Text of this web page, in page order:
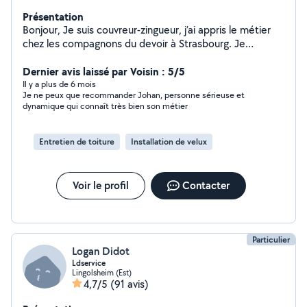
Présentation
Bonjour, Je suis couvreur-zingueur, j’ai appris le métier
chez les compagnons du devoir à Strasbourg. Je
plus difficile. Pour toutes demandes ou plus
d’information, n’hesitez pas à me contactez
Dernier avis laissé par Voisin : 5/5
Il y a plus de 6 mois
Je ne peux que recommander Johan, personne sérieuse et
dynamique qui connaît très bien son métier
Entretien de toiture Installation de velux
Voir le profil Contacter
Particulier
Logan Didot
Ldservice
Lingolsheim (Est)
4,7/5 (91 avis)